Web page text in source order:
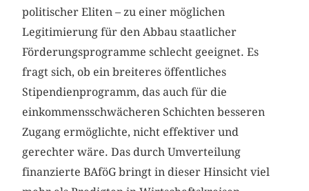
politischer Eliten – zu einer möglichen
Legitimierung für den Abbau staatlicher
Förderungsprogramme schlecht geeignet. Es
fragt sich, ob ein breiteres öffentliches
Stipendienprogramm, das auch für die
einkommensschwächeren Schichten besseren
Zugang ermöglichte, nicht effektiver und
gerechter wäre. Das durch Umverteilung
finanzierte BAföG bringt in dieser Hinsicht viel